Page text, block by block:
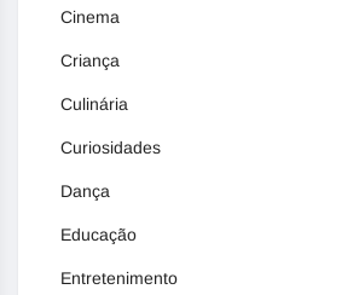
Cinema
Criança
Culinária
Curiosidades
Dança
Educação
Entretenimento